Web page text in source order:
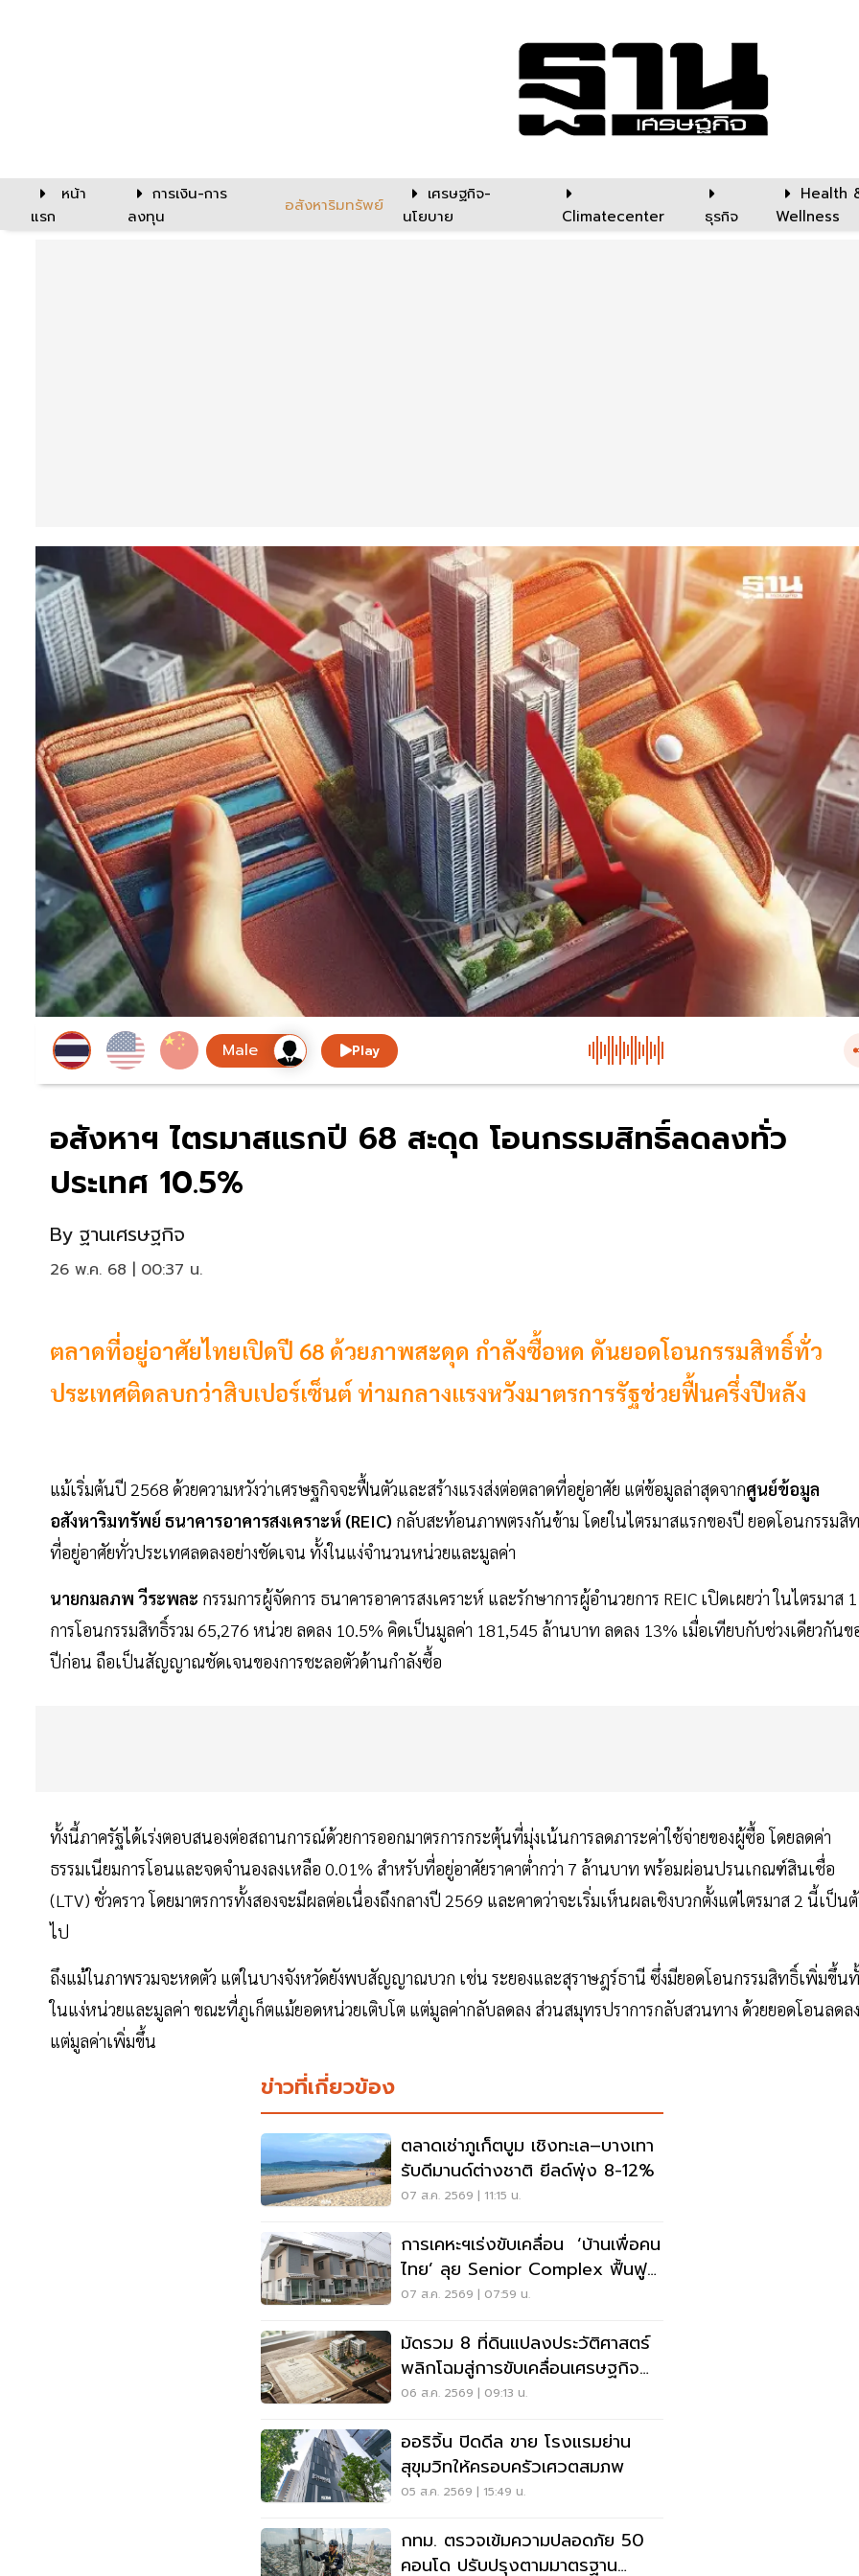
หน้า
แรก
การเงิน-การ
ลงทุน
อสังหาริมทรัพย์
เศรษฐกิจ-
นโยบาย
Climatecenter ธุรกิจ
Health
Wellness
Play
อสังหาฯ ไตรมาสแรกปี 68 สะดุด โอนกรรมสิทธิ์ลดลงทั่ว
ประเทศ 10.5%
By ฐานเศรษฐกิจ
26 พ.ค. 68 | 00:37 น.
ตลาดที่อยู่อาศัยไทยเปิดปี 68 ด้วยภาพสะดุด กำลังซื้อหด ดันยอดโอนกรรมสิทธิ์ทั่ว
ประเทศติดลบกว่าสิบเปอร์เซ็นต์ ท่ามกลางแรงหวังมาตรการรัฐช่วยฟื้นครึ่งปีหลัง
แม้เริ่มต้นปี 2568 ด้วยความหวังว่าเศรษฐกิจจะฟื้นตัวและสร้างแรงส่งต่อตลาดที่อยู่อาศัย แต่ข้อมูลล่าสุดจากศูนย์ข้อมูล
อสังหาริมทรัพย์ ธนาคารอาคารสงเคราะห์ (REIC) กลับสะท้อนภาพตรงกันข้าม โดยในไตรมาสแรกของปี ยอดโอนกรรมสิ
ที่อยู่อาศัยทั่วประเทศลดลงอย่างชัดเจน ทั้งในแง่จำนวนหน่วยและมูลค่า
นายกมลภพ วีระพละ กรรมการผู้จัดการ ธนาคารอาคารสงเคราะห์ และรักษาการผู้อำนวยการ REIC เปิดเผยว่า ในไตรมาส
การโอนกรรมสิทธิ์รวม 65,276 หน่วย ลดลง 10.5% คิดเป็นมูลค่า 181,545 ล้านบาท ลดลง 13% เมื่อเทียบกับช่วงเดียวกันข
ปีก่อน ถือเป็นสัญญาณชัดเจนของการชะลอตัวด้านกำลังซื้อ
ทั้งนี้ภาครัฐได้เร่งตอบสนองต่อสถานการณ์ด้วยการออกมาตรการกระตุ้นที่มุ่งเน้นการลดภาระค่าใช้จ่ายของผู้ซื้อ โดยลดค่า
ธรรมเนียมการโอนและจดจำนองลงเหลือ 0.01% สำหรับที่อยู่อาศัยราคาต่ำกว่า 7 ล้านบาท พร้อมผ่อนปรนเกณฑ์สินเชื่อ
(LTV) ชั่วคราว โดยมาตรการทั้งสองจะมีผลต่อเนื่องถึงกลางปี 2569 และคาดว่าจะเริ่มเห็นผลเชิงบวกตั้งแต่ไตรมาส 2 นี้เป็น
ไป
ถึงแม้ในภาพรวมจะหดตัว แต่ในบางจังหวัดยังพบสัญญาณบวก เช่น ระยองและสุราษฎร์ธานี ซึ่งมียอดโอนกรรมสิทธิ์เพิ่มขึ้น
ในแง่หน่วยและมูลค่า ขณะที่ภูเก็ตแม้ยอดหน่วยเติบโต แต่มูลค่ากลับลดลง ส่วนสมุทรปราการกลับสวนทาง ด้วยยอดโอนลดลง
แต่มูลค่าเพิ่มขึ้น
ข่าวที่เกี่ยวข้อง
ตลาดเช่าภูเก็ตบูม เชิงทะเล–บางเทา
รับดีมานด์ต่างชาติ ยีลด์พุ่ง 8-12%
07 ส.ค. 2569 | 11:15 น.
การเคหะฯเร่งขับเคลื่อน ‘บ้านเพื่อคน
ไทย’ ลุย Senior Complex ฟื้นฟู
เมือง
07 ส.ค. 2569 | 07:59 น.
มัดรวม 8 ที่ดินแปลงประวัติศาสตร์
พลิกโฉมสู่การขับเคลื่อนเศรษฐกิจ
เมือง
06 ส.ค. 2569 | 09:13 น.
ออริจิ้น ปิดดีล ขาย โรงแรมย่าน
สุขุมวิทให้ครอบครัวเศวตสมภพ
05 ส.ค. 2569 | 15:49 น.
กทม. ตรวจเข้มความปลอดภัย 50
คอนโด ปรับปรุงตามมาตรฐาน